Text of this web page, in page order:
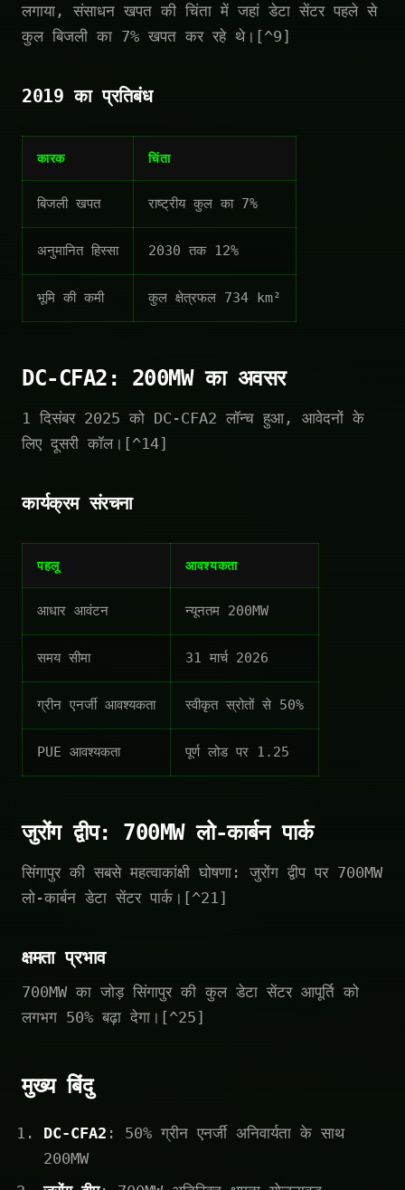
लगाया, संसाधन खपत की चिंता में जहां डेटा सेंटर पहले से
कुल बिजली का 7% खपत कर रहे थे।[^9]
2019 का प्रतिबंध
कारक चिंता
बिजली खपत राष्ट्रीय कुल का 7%
अनुमानित हिस्सा 2030 तक 12%
भूमि की कमी कुल क्षेत्रफल 734 km²
DC-CFA2: 200MW का अवसर
1 दिसंबर 2025 को DC-CFA2 लॉन्च हुआ, आवेदनों के
लिए दूसरी कॉल।[^14]
कार्यक्रम संरचना
पहलू आवश्यकता
आधार आवंटन न्यूनतम 200MW
समय सीमा 31 मार्च 2026
ग्रीन एनर्जी आवश्यकता स्वीकृत स्रोतों से 50%
PUE आवश्यकता पूर्ण लोड पर 1.25
जुरोंग द्वीप: 700MW लो-कार्बन पार्क
सिंगापुर की सबसे महत्वाकांक्षी घोषणा: जुरोंग द्वीप पर 700MW
लो-कार्बन डेटा सेंटर पार्क।[^21]
क्षमता प्रभाव
700MW का जोड़ सिंगापुर की कुल डेटा सेंटर आपूर्ति को
लगभग 50% बढ़ा देगा।[^25]
मुख्य बिंदु
DC-CFA2 : 50% ग्रीन एनर्जी अनिवार्यता के साथ
200MW